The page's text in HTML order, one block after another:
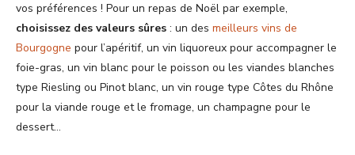
vos préférences ! Pour un repas de Noël par exemple,
choisissez des valeurs sûres : un des meilleurs vins de
Bourgogne pour l’apéritif, un vin liquoreux pour accompagner le
foie-gras, un vin blanc pour le poisson ou les viandes blanches
type Riesling ou Pinot blanc, un vin rouge type Côtes du Rhône
pour la viande rouge et le fromage, un champagne pour le
dessert…